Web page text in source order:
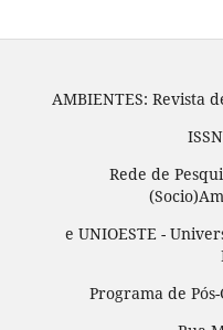
AMBIENTES: Revista
Rede de
e UNIOESTE -
Programa de